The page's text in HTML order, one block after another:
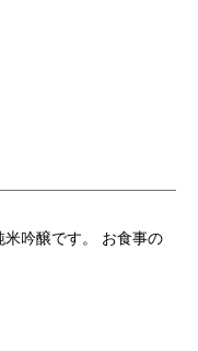
吟醸です。 お食事の